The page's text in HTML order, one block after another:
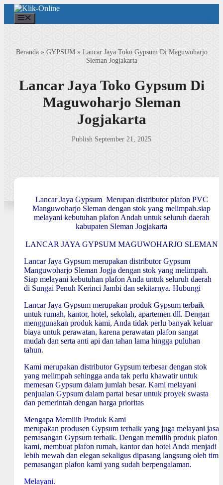
Langsung
isi
Beranda» GYPSUM» Lancar Jaya Toko Gypsum Di Maguwoharjo
Sleman Jogjakarta
Lancar Jaya Toko Gypsum Di
Maguwoharjo Sleman
Jogjakarta
Publish September 21, 2025
Lancar Jaya Gypsum Merupan distributor plafon PVC
Manguwoharjo Sleman dengan stok yang melimpah.siap
melayani kebutuhan plafon Andah untuk seluruh daerah
kabupaten Sleman Jogjakarta
LANCAR JAYA GYPSUM MAGUWOHARJO SLEMAN
Lancar Jaya Gypsum merupakan distributor Gypsum
Manguwoharjo Sleman Jogja dengan stok yang melimpah.
Siap melayani kebutuhan plafon Anda untuk seluruh daerah
di Sungai Penuh Kerinci Jambi dan sekitarnya. Hubungi
Lancar Jaya Gypsum merupakan produk Gypsum terbaik
untuk rumah, kantor, hotel, sekolah, apartemen dll. Dengan
menggunakan produk kami, Anda tidak perlu banyak keluar
biaya untuk perawatan, karena perawatan plafon sangat
mudah dan serta anti api dan tahan lama hingga puluhan
tahun.
Kami merupakan distributor Gypsum terbesar dengan stok
yang melimpah sehingga anda tak perlu khawatir untuk
memesan Gypsum dalam jumlah besar. Kami melayani
penjualan Gypsum dalam partai besar untuk proyek swasta
dan pemerintah dengan harga prioritas
Mengapa Memilih Produk Kami
merupakan produsen Gypsum terbaik yang juga melayani jasa
pemasangan Gypsum terbaik. Dengan memilih produk plafon
kami, membuat plafon rumah, kantor dan hotel Anda menjadi
lebih mewah dan elegan sekaligus dipasang langsung oleh tim
pemasangan plafon kami yang sudah berpengalaman.
Melayani.